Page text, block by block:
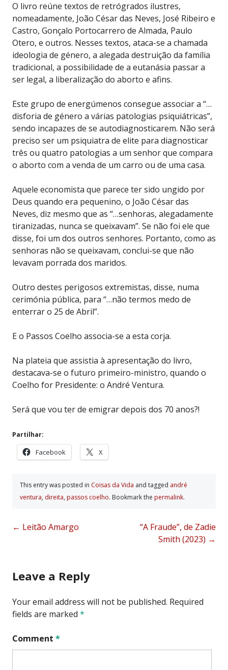
O livro reúne textos de retrógrados ilustres,
nomeadamente, João César das Neves, José Ribeiro e
Castro, Gonçalo Portocarrero de Almada, Paulo
Otero, e outros. Nesses textos, ataca-se a chamada
ideologia de género, a alegada destruição da família
tradicional, a possibilidade de a eutanásia passar a
ser legal, a liberalização do aborto e afins.
Este grupo de energúmenos consegue associar a “…
disforia de género a várias patologias psiquiátricas”,
sendo incapazes de se autodiagnosticarem. Não será
preciso ser um psiquiatra de elite para diagnosticar
três ou quatro patologias a um senhor que compara
o aborto com a venda de um carro ou de uma casa.
Aquele economista que parece ter sido ungido por
Deus quando era pequenino, o João César das
Neves, diz mesmo que as “…senhoras, alegadamente
tiranizadas, nunca se queixavam”. Se não foi ele que
disse, foi um dos outros senhores. Portanto, como as
senhoras não se queixavam, conclui-se que não
levavam porrada dos maridos.
Outro destes perigosos extremistas, disse, numa
cerimónia pública, para “…não termos medo de
enterrar o 25 de Abril”.
E o Passos Coelho associa-se a esta corja.
Na plateia que assistia à apresentação do livro,
destacava-se o futuro primeiro-ministro, quando o
Coelho for Presidente: o André Ventura.
Será que vou ter de emigrar depois dos 70 anos?!
Partilhar:
Facebook X
This entry was posted in Coisas da Vida and tagged andré
ventura, direita, passos coelho. Bookmark the permalink.
Post
← Leitão Amargo
“A Fraude”, de Zadie
Smith (2023) →
Leave a Reply
Your email address will not be published. Required
fields are marked *
Comment *